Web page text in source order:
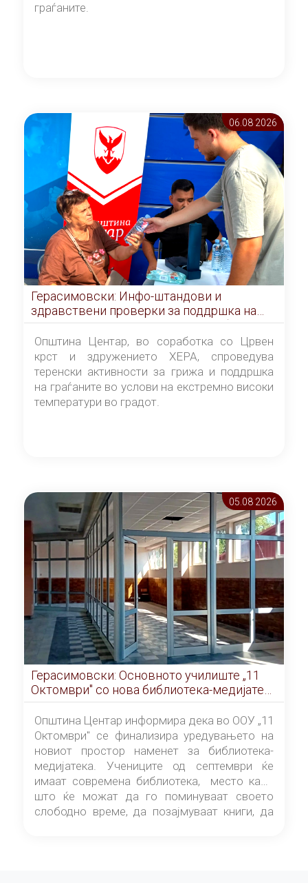
граѓаните.
06.08 2026
Герасимовски: Инфо-штандови и
здравствени проверки за поддршка на
граѓаните во услови на топлотен бран
Општина Центар, во соработка со Црвен
крст и здружението ХЕРА, спроведува
теренски активности за грижа и поддршка
на граѓаните во услови на екстремно високи
температури во градот.
05.08 2026
Герасимовски: Основното училиште „11
Октомври" со нова библиотека-медијатека
од септември
Општина Центар информира дека во ООУ „11
Октомври" се финализира уредувањето на
новиот простор наменет за библиотека-
медијатека. Учениците од септември ќе
имаат современа библиотека, место каде
што ќе можат да го поминуваат своето
слободно време, да позајмуваат книги, да